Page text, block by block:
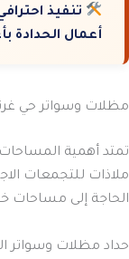
تنفيذ
أعمال الحدادة
مظلات وسواتر حي
تمتد أهمية
ملاذات للتجمعات
الحاجة إلى مساحات
حداد مظلات وسواتر